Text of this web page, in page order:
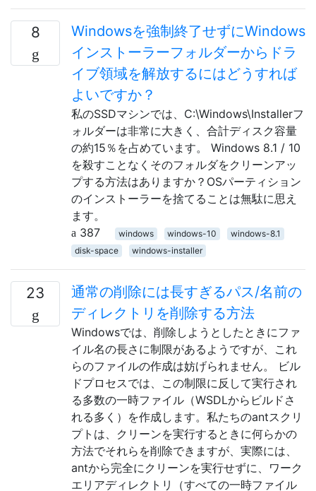
8
Windowsを強制終了せずにWindows
インストーラーフォルダーからドラ
イブ領域を解放するにはどうすれば
よいですか？
私のSSDマシンでは、C:\Windows\Installerフ
ォルダーは非常に大きく、合計ディスク容量
の約15％を占めています。 Windows 8.1 / 10
を殺すことなくそのフォルダをクリーンアッ
プする方法はありますか？OSパーティション
のインストーラーを捨てることは無駄に思え
ます。
387
windows windows-10
windows-8.1
disk-space
windows-installer
23
通常の削除には長すぎるパス/名前の
ディレクトリを削除する方法
Windowsでは、削除しようとしたときにファ
イル名の長さに制限があるようですが、これ
らのファイルの作成は妨げられません。 ビル
ドプロセスでは、この制限に反して実行され
る多数の一時ファイル（WSDLからビルドさ
れる多く）を作成します。私たちのantスクリ
プトは、クリーンを実行するときに何らかの
方法でそれらを削除できますが、実際には、
antから完全にクリーンを実行せずに、ワーク
エリアディレクトリ（すべての一時ファイル